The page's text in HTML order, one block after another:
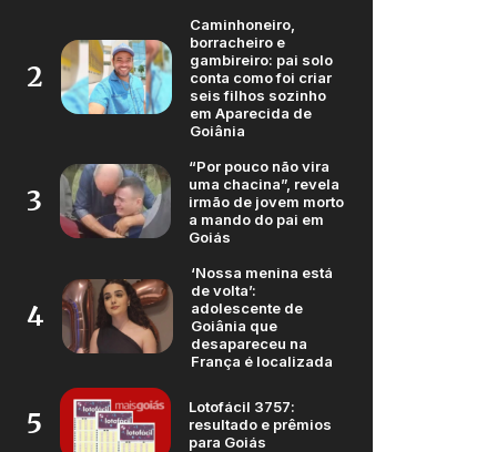
2
Caminhoneiro,
borracheiro e
gambireiro: pai solo
conta como foi criar
seis filhos sozinho
em Aparecida de
Goiânia
3
“Por pouco não vira
uma chacina”, revela
irmão de jovem morto
a mando do pai em
Goiás
4
‘Nossa menina está
de volta’:
adolescente de
Goiânia que
desapareceu na
França é localizada
5
Lotofácil 3757:
resultado e prêmios
para Goiás